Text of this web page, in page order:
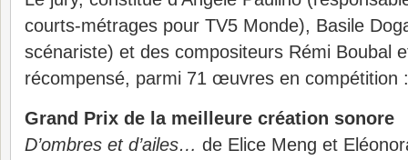
courts-métrages pour TV5 Monde), Basile
scénariste) et des compositeurs Rémi Boubal
récompensé, parmi 71 œuvres en compétition :
Grand Prix de la meilleure création sonore
D’ombres et d’ailes… de Elice Meng et